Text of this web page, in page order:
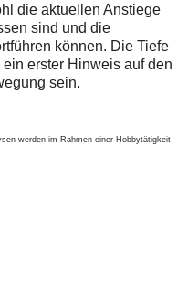
die aktuellen Anstiege
sind und die
können. Die Tiefe
erster Hinweis auf den
sein.
werden im Rahmen einer Hobbytätigkeit